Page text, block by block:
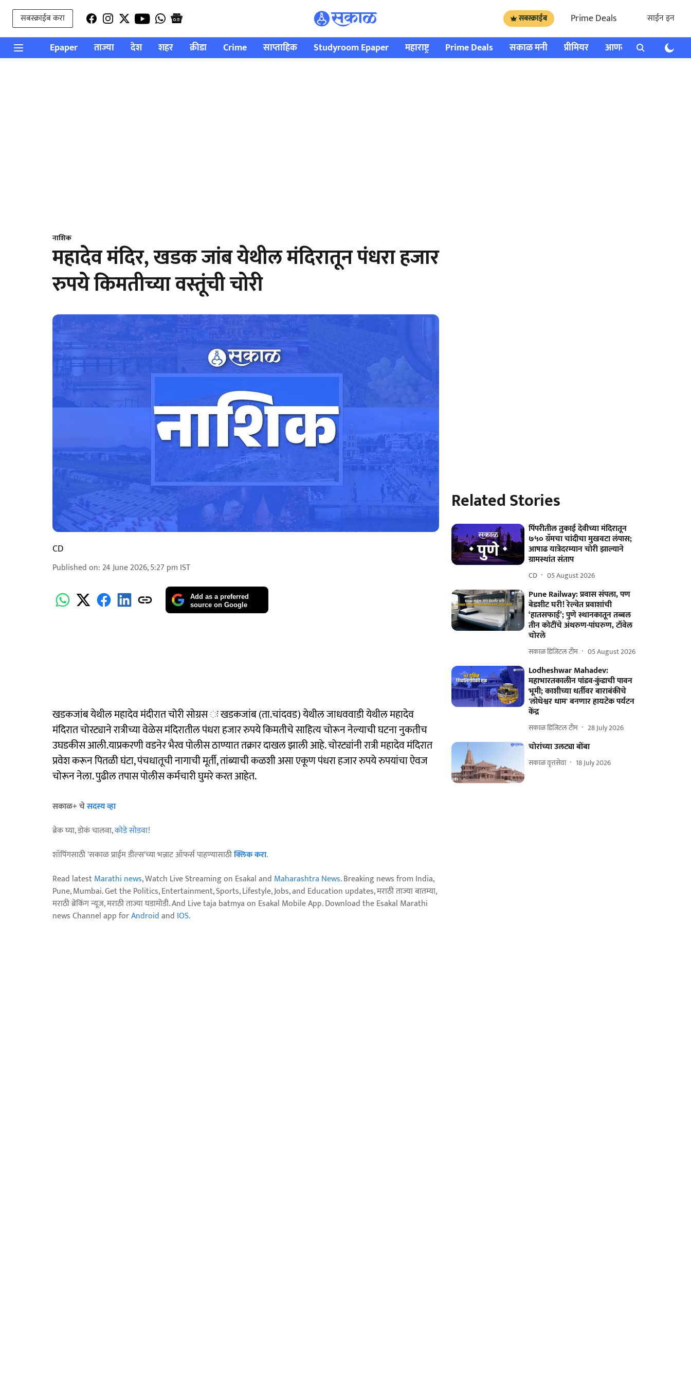
सबस्क्राईब करा सबस्क्राईब Prime Deals साईन इन
Epaper ताज्या देश शहर क्रीडा Crime साप्ताहिक Studyroom Epaper महाराष्ट्र Prime Deals सकाळ मनी प्रीमियर आणखी राशी भविष्य
नाशिक
महादेव मंदिर, खडक जांब येथील मंदिरातून पंधरा हजार
रुपये किमतीच्या वस्तूंची चोरी
CD
Published on: 24 June 2026, 5:27 pm IST
Add as a preferred
source on Google
खडकजांब येथील महादेव मंदीरात चोरी सोग्रस ः खडकजांब (ता.चांदवड) येथील जाधववाडी येथील महादेव
मंदिरात चोरट्याने रात्रीच्या वेळेस मंदिरातील पंधरा हजार रुपये किमतीचे साहित्य चोरून नेल्याची घटना नुकतीच
उघडकीस आली.याप्रकरणी वडनेर भैरव पोलीस ठाण्यात तक्रार दाखल झाली आहे. चोरट्यांनी रात्री महादेव मंदिरात
प्रवेश करून पितळी घंटा, पंचधातूची नागाची मूर्ती, तांब्याची कळशी असा एकूण पंधरा हजार रुपये रुपयांचा ऐवज
चोरून नेला. पुढील तपास पोलीस कर्मचारी घुमरे करत आहेत.
सकाळ+ चेसदस्य व्हा
ब्रेक घ्या, डोकं चालवा,कोडे सोडवा!
शॉपिंगसाठी 'सकाळ प्राईम डील्स'च्या भन्नाट ऑफर्स पाहण्यासाठीक्लिक करा.
Read latestMarathi news, Watch Live Streaming on Esakal and Maharashtra News. Breaking news from India,
Pune, Mumbai. Get the Politics, Entertainment, Sports, Lifestyle, Jobs, and Education updates, मराठी ताज्या बातम्या,
मराठी ब्रेकिंग न्यूज, मराठी ताज्या घडामोडी. And Live taja batmya on Esakal Mobile App. Download the Esakal Marathi
news Channel app forAndroidand IOS.
Related Stories
पिंपरीतील तुकाई देवीच्या मंदिरातून
७५० ग्रॅमचा चांदीचा मुखवटा लंपास;
आषाढ यात्रेदरम्यान चोरी झाल्याने
ग्रामस्थांत संताप
CD 05 August 2026
Pune Railway: प्रवास संपला, पण
बेडशीट घरी! रेल्वेत प्रवाशांची
‘हातसफाई’; पुणे स्थानकातून तब्बल
तीन कोटींचे अंथरुण-पांघरुण, टॉवेल
चोरले
सकाळ डिजिटल टीम 05 August 2026
Lodheshwar Mahadev:
महाभारतकालीन पांडव-कुंडाची पावन
भूमी; काशीच्या धर्तीवर बाराबंकीचे
'लोधेश्वर धाम' बनणार हायटेक पर्यटन
केंद्र
सकाळ डिजिटल टीम 28 July 2026
चोरांच्या उलट्या बोंबा
सकाळ वृत्तसेवा 18 July 2026